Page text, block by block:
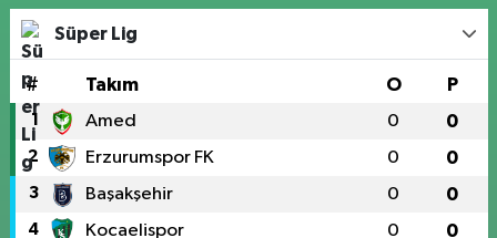
Süper Lig
# Takım O P
1 Amed 0 0
2 Erzurumspor FK 0 0
3 Başakşehir 0 0
4 Kocaelispor 0 0